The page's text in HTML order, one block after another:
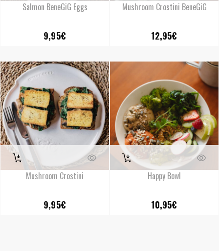
Salmon BeneGiG Eggs
9,95€
Mushroom Crostini BeneGiG
12,95€
Mushroom Crostini
9,95€
Happy Bowl
10,95€